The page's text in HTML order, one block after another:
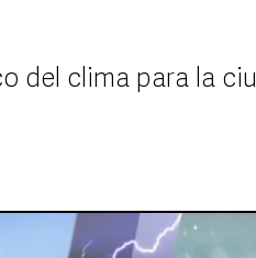
del clima para la